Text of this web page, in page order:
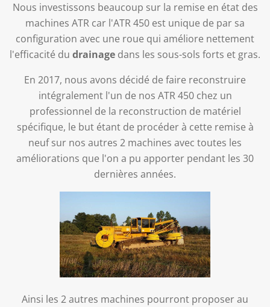
Nous investissons beaucoup sur la remise en état des
machines ATR car l'ATR 450 est unique de par sa
configuration avec une roue qui améliore nettement
l'efficacité du drainage dans les sous-sols forts et gras.
En 2017, nous avons décidé de faire reconstruire
intégralement l'un de nos ATR 450 chez un
professionnel de la reconstruction de matériel
spécifique, le but étant de procéder à cette remise à
neuf sur nos autres 2 machines avec toutes les
améliorations que l'on a pu apporter pendant les 30
dernières années.
Ainsi les 2 autres machines pourront proposer au